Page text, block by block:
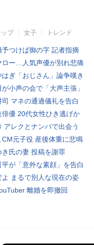
ップ 女子 トレンド
予つけば御の字 記者指摘
ロー…人気声優が別れ悲痛
はぎ「おじさん」論争嘆き
小声の会で「大声主張」
司 マネの通過儀礼を告白
俳優 20代女性ひき逃げか
アレクとナンパで出会う
CM元子役 産後体重に悲鳴
き氏の妻 投稿を謝罪
平が「意外な素顔」を告白
よ まるで別人な現在の姿
離婚を即撤回